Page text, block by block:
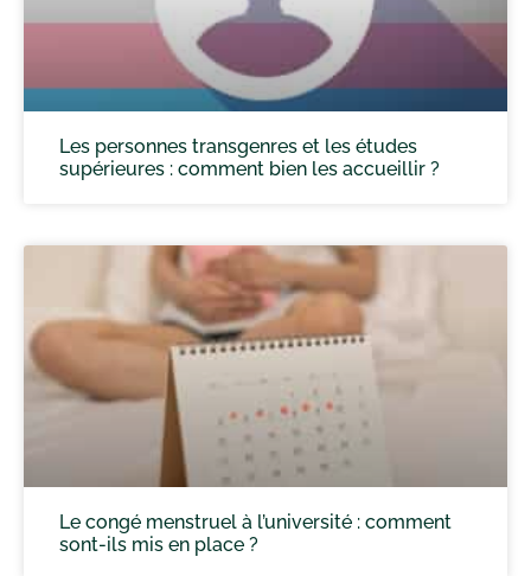
Les personnes transgenres et les études
supérieures : comment bien les accueillir ?
Le congé menstruel à l’université : comment
sont-ils mis en place ?